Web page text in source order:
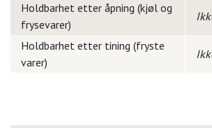
Holdbarhet etter åpning (kjøl og
frysevarer)
Holdbarhet etter tining (fryste
varer)